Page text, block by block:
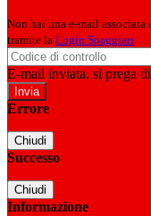
Non hai una e-mail
tramite la Login Spaggiari
E-mail inviata, si prega
Errore
Chiudi
Successo
Chiudi
Informazione